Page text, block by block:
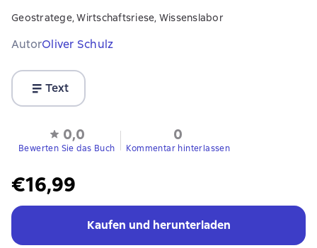
Geostratege, Wirtschaftsriese, Wissenslabor
AutorOliver Schulz
Text
0,0
Bewerten Sie das Buch
0
Kommentar hinterlassen
€16,99
Kaufen und herunterladen